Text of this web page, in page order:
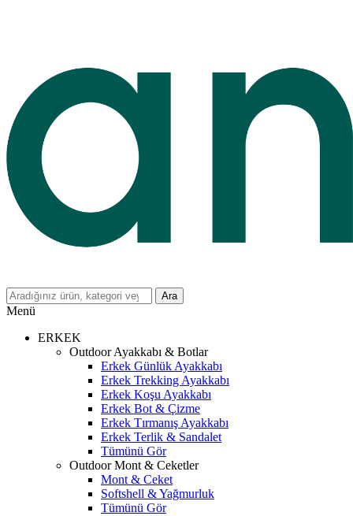
Ara
Menü
ERKEK
Outdoor Ayakkabı & Botlar
Erkek Günlük Ayakkabı
Erkek Trekking Ayakkabı
Erkek Koşu Ayakkabı
Erkek Bot & Çizme
Erkek Tırmanış Ayakkabı
Erkek Terlik & Sandalet
Tümünü Gör
Outdoor Mont & Ceketler
Mont & Ceket
Softshell & Yağmurluk
Tümünü Gör